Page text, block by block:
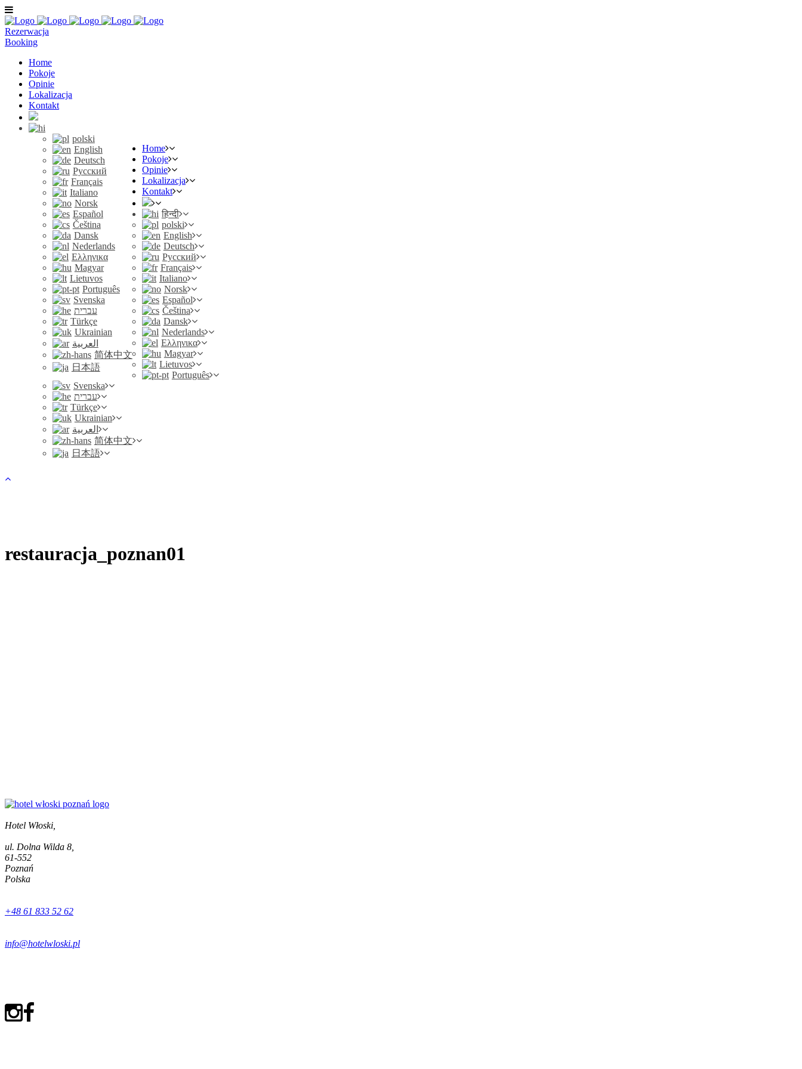
Rezerwacja
Booking
Home
Pokoje
Opinie
Lokalizacja
Kontakt
polski
English
Deutsch
Русский
Français
Italiano
Norsk
Español
Čeština
Dansk
Nederlands
Ελληνικα
Magyar
Lietuvos
Português
Svenska
עברית
Türkçe
Ukrainian
العربية
简体中文
日本語
Home
Pokoje
Opinie
Lokalizacja
Kontakt
हिन्दी
polski
English
Deutsch
Русский
Français
Italiano
Norsk
Español
Čeština
Dansk
Nederlands
Ελληνικα
Magyar
Lietuvos
Português
Svenska
עברית
Türkçe
Ukrainian
العربية
简体中文
日本語
restauracja_poznan01
Hotel Włoski,
ul. Dolna Wilda 8,
61-552
Poznań
Polska
+48 61 833 52 62
info@hotelwloski.pl